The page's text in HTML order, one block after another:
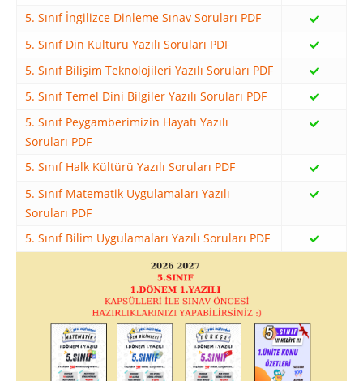
5. Sınıf İngilizce Dinleme Sınav Soruları PDF
5. Sınıf Din Kültürü Yazılı Soruları PDF
5. Sınıf Bilişim Teknolojileri Yazılı Soruları PDF
5. Sınıf Temel Dini Bilgiler Yazılı Soruları PDF
5. Sınıf Peygamberimizin Hayatı Yazılı
Soruları PDF
5. Sınıf Halk Kültürü Yazılı Soruları PDF
5. Sınıf Matematik Uygulamaları Yazılı
Soruları PDF
5. Sınıf Bilim Uygulamaları Yazılı Soruları PDF